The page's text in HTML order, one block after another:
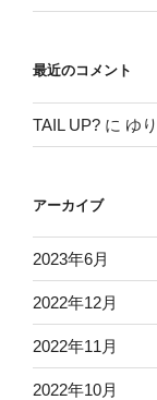
最近のコメント
TAIL UP? に ゆ
アーカイブ
2023年6月
2022年12月
2022年11月
2022年10月